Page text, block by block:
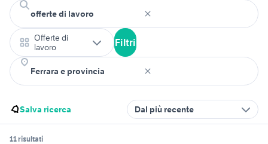
Offerte di
lavoro
Filtri
Salva ricerca Dal più recente
11 risultati